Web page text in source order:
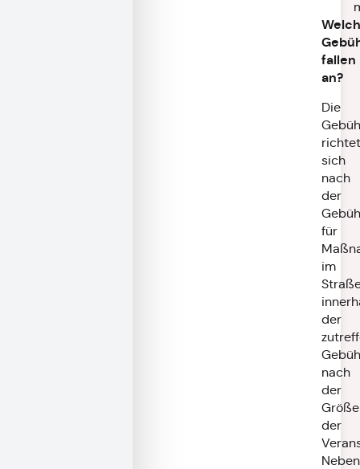
fallen
an?
Die
richtet
sich
nach
der
für
im
der
nach
der
Größe
der
Neben